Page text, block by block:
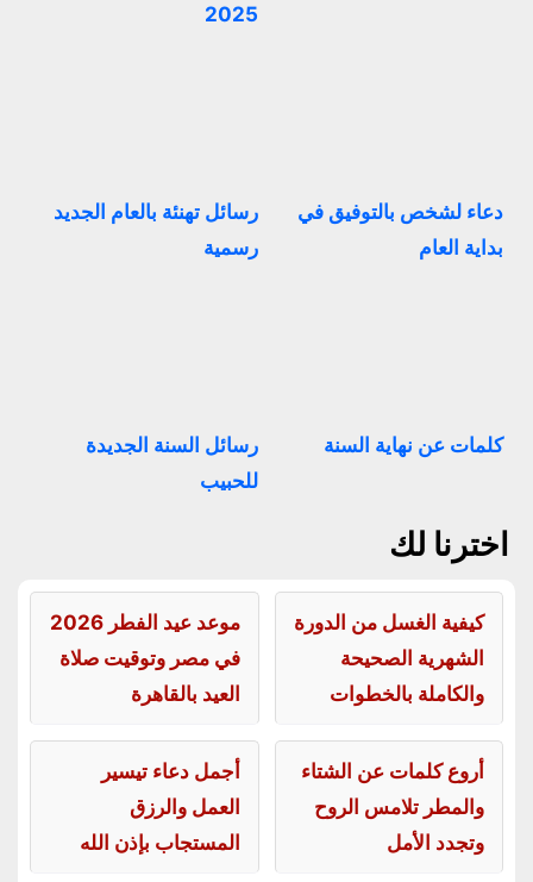
2025
دعاء لشخص بالتوفيق في
بداية العام
رسائل تهنئة بالعام الجديد
رسمية
كلمات عن نهاية السنة
رسائل السنة الجديدة
للحبيب
اخترنا لك
كيفية الغسل من الدورة
الشهرية الصحيحة
والكاملة بالخطوات
موعد عيد الفطر 2026
في مصر وتوقيت صلاة
العيد بالقاهرة
أروع كلمات عن الشتاء
والمطر تلامس الروح
وتجدد الأمل
أجمل دعاء تيسير
العمل والرزق
المستجاب بإذن الله